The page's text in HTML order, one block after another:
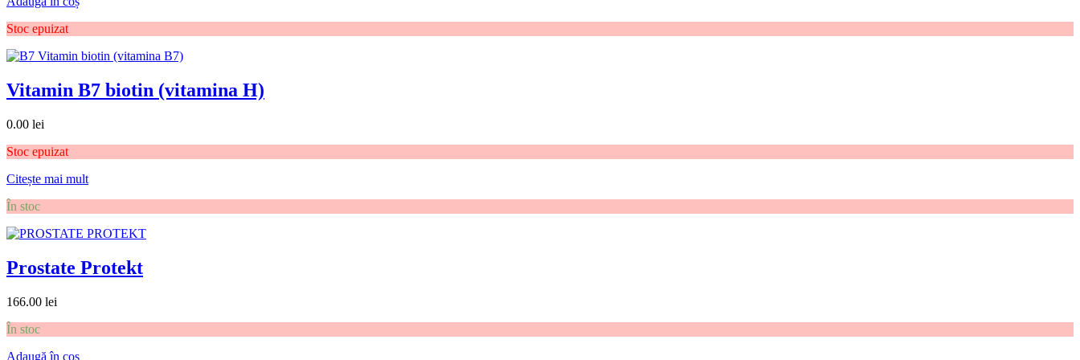
Stoc epuizat
Vitamin B7 biotin (vitamina H)
0.00 lei
Stoc epuizat
Citește mai mult
În stoc
Prostate Protekt
166.00 lei
În stoc
Adaugă în coș